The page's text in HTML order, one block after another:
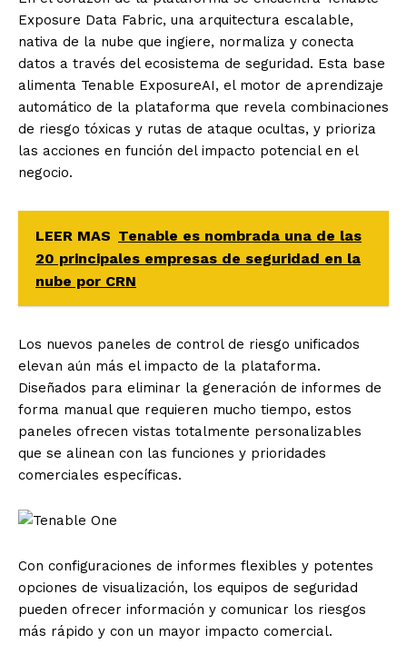
Exposure Data Fabric, una arquitectura escalable,
nativa de la nube que ingiere, normaliza y conecta
datos a través del ecosistema de seguridad. Esta base
alimenta Tenable ExposureAI, el motor de aprendizaje
automático de la plataforma que revela combinaciones
de riesgo tóxicas y rutas de ataque ocultas, y prioriza
las acciones en función del impacto potencial en el
negocio.
LEER MAS Tenable es nombrada una de las
20 principales empresas de seguridad en la
nube por CRN
Los nuevos paneles de control de riesgo unificados
elevan aún más el impacto de la plataforma.
Diseñados para eliminar la generación de informes de
forma manual que requieren mucho tiempo, estos
paneles ofrecen vistas totalmente personalizables
que se alinean con las funciones y prioridades
comerciales específicas.
Con configuraciones de informes flexibles y potentes
opciones de visualización, los equipos de seguridad
pueden ofrecer información y comunicar los riesgos
más rápido y con un mayor impacto comercial.